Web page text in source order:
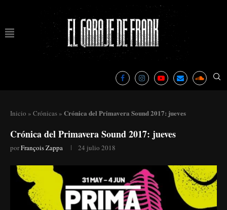
Inicio » Crónicas » Crónica del Primavera Sound 2017: jueves
Crónica del Primavera Sound 2017: jueves
porFrançois Zappa 24 julio 2018